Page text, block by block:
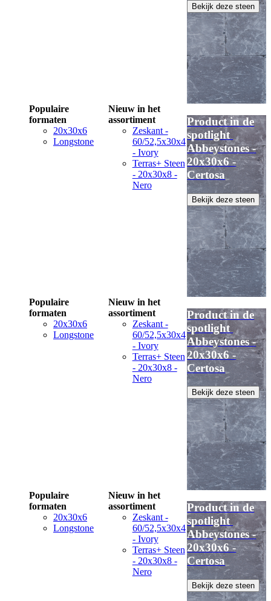
Bekijk deze steen
Populaire
formaten
20x30x6
Longstone
Nieuw in het
assortiment
Zeskant -
60/52,5x30x4
- Ivory
Terras+ Steen
- 20x30x8 -
Nero
Product in de
spotlight
Abbeystones -
20x30x6 -
Certosa
Bekijk deze steen
Populaire
formaten
20x30x6
Longstone
Nieuw in het
assortiment
Zeskant -
60/52,5x30x4
- Ivory
Terras+ Steen
- 20x30x8 -
Nero
Product in de
spotlight
Abbeystones -
20x30x6 -
Certosa
Bekijk deze steen
Populaire
formaten
20x30x6
Longstone
Nieuw in het
assortiment
Zeskant -
60/52,5x30x4
- Ivory
Terras+ Steen
- 20x30x8 -
Nero
Product in de
spotlight
Abbeystones -
20x30x6 -
Certosa
Bekijk deze steen